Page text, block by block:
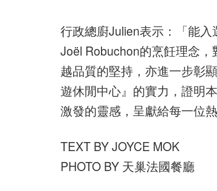
行政總廚Julien表示：「能
Joël Robuchon的烹飪理念
越品質的堅持，亦進一步彰
遊休閒中心』的實力，證明
激發的靈感，呈獻給每一位
TEXT BY JOYCE MOK
PHOTO BY 天巢法國餐廳